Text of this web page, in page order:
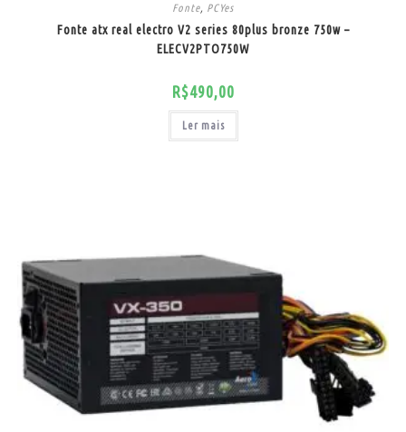
Fonte, PCYes
Fonte atx real electro V2 series 80plus bronze 750w –
ELECV2PTO750W
R$490,00
Ler mais